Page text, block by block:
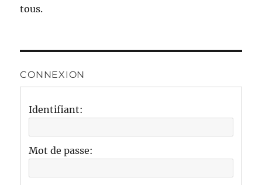
tous.
CONNEXION
Identifiant:
Mot de passe: